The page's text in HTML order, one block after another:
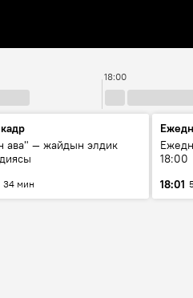
18:00
ава" — жайдын элдик
34 мин
18:00
18:01